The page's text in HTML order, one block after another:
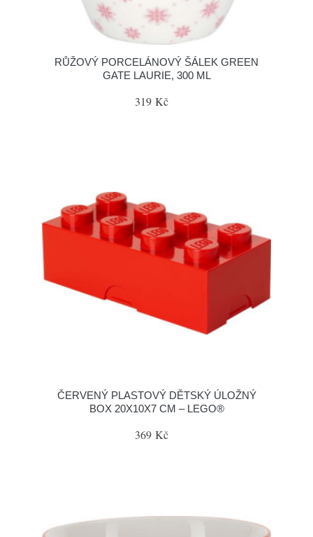
RŮŽOVÝ PORCELÁNOVÝ ŠÁLEK GREEN
GATE LAURIE, 300 ML
319 Kč
ČERVENÝ PLASTOVÝ DĚTSKÝ ÚLOŽNÝ
BOX 20X10X7 CM – LEGO®
369 Kč